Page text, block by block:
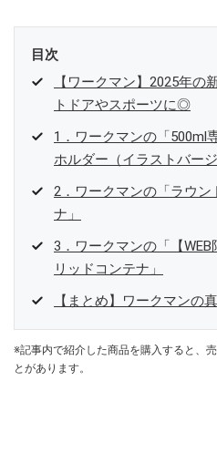
目次
【ワークマン】2025年の
トドアやスポーツに◎
1．ワークマンの「500ml
ホルダー（イラストバージ
2．ワークマンの「ラウ
ナ」
3．ワークマンの「【
リッドコンテナ」
【まとめ】ワークマンの
※記事内で紹介した商品を購入すると、
とがあります。